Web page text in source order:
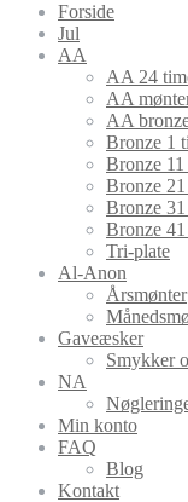
Forside
Jul
AA
AA 24
AA
AA
Bronze 1
Bronze
Bronze
Bronze
Bronze
Tri-plate
Al-Anon
Årsmønter
Gaveæsker
Smykker
NA
Min konto
FAQ
Blog
Kontakt